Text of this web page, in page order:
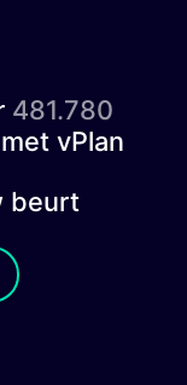
481.780
vPlan
beurt